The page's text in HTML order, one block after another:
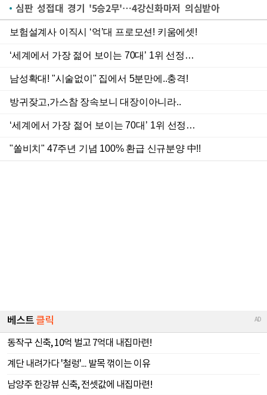
심판 성접대 경기 '5승2무'…4강신화마저 의심받아